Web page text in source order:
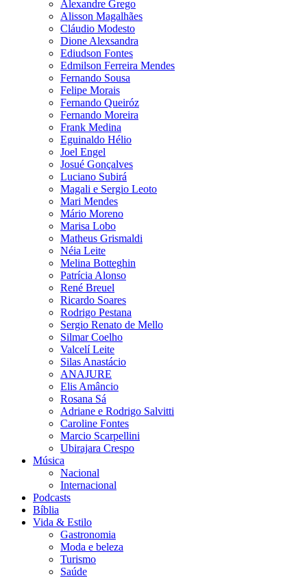
Alexandre Grego
Alisson Magalhães
Cláudio Modesto
Dione Alexsandra
Ediudson Fontes
Edmilson Ferreira Mendes
Fernando Sousa
Felipe Morais
Fernando Queiróz
Fernando Moreira
Frank Medina
Eguinaldo Hélio
Joel Engel
Josué Gonçalves
Luciano Subirá
Magali e Sergio Leoto
Mari Mendes
Mário Moreno
Marisa Lobo
Matheus Grismaldi
Néia Leite
Melina Botteghin
Patrícia Alonso
René Breuel
Ricardo Soares
Rodrigo Pestana
Sergio Renato de Mello
Silmar Coelho
Valcelí Leite
Silas Anastácio
ANAJURE
Elis Amâncio
Rosana Sá
Adriane e Rodrigo Salvitti
Caroline Fontes
Marcio Scarpellini
Ubirajara Crespo
Música
Nacional
Internacional
Podcasts
Bíblia
Vida & Estilo
Gastronomia
Moda e beleza
Turismo
Saúde